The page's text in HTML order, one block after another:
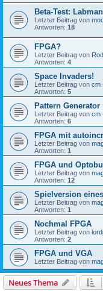
Beta-Test: Labman
Letzter Beitrag von
Antworten: 18
FPGA?
Letzter Beitrag von
Antworten: 4
Space Invaders!
Letzter Beitrag von cm
Antworten: 5
Pattern
Letzter Beitrag von cm
Antworten: 6
FPGA mit
Letzter Beitrag von
Antworten: 1
FPGA und
Letzter Beitrag von
Antworten: 12
Spielversion
Letzter Beitrag von
Antworten: 1
Nochmal FPGA
Letzter Beitrag von
Antworten: 2
FPGA und VGA
Letzter Beitrag von
Neues Thema